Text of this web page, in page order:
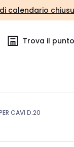
calendario
Trova il
CAVI D.20